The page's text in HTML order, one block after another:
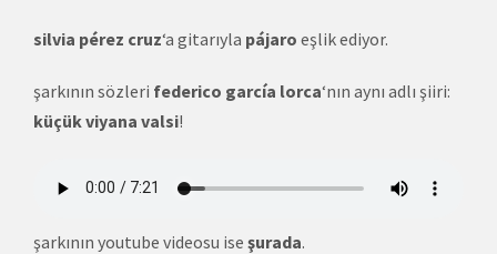
silvia pérez cruz‘a gitarıyla pájaro eşlik ediyor.
şarkının sözleri federico garcía lorca‘nın aynı adlı şiiri:
küçük viyana valsi!
şarkının youtube videosu ise şurada.